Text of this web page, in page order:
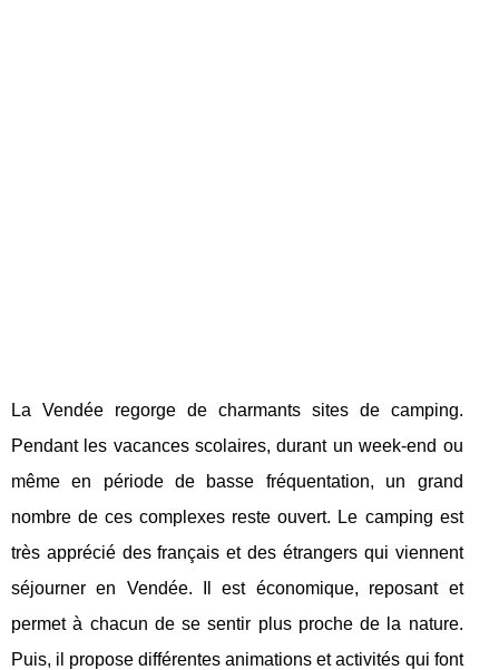
La Vendée regorge de charmants sites de camping.
Pendant les vacances scolaires, durant un week-end ou
même en période de basse fréquentation, un grand
nombre de ces complexes reste ouvert. Le camping est
très apprécié des français et des étrangers qui viennent
séjourner en Vendée. Il est économique, reposant et
permet à chacun de se sentir plus proche de la nature.
Puis, il propose différentes animations et activités qui font